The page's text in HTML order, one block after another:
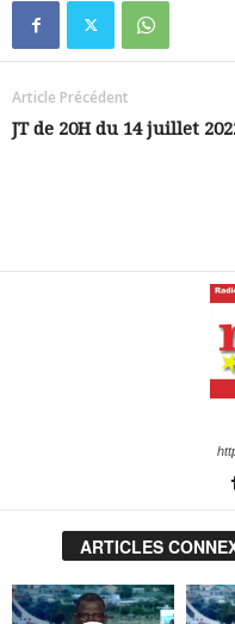
Article Précédent
JT de 20H du 14 juillet
ARTICLES